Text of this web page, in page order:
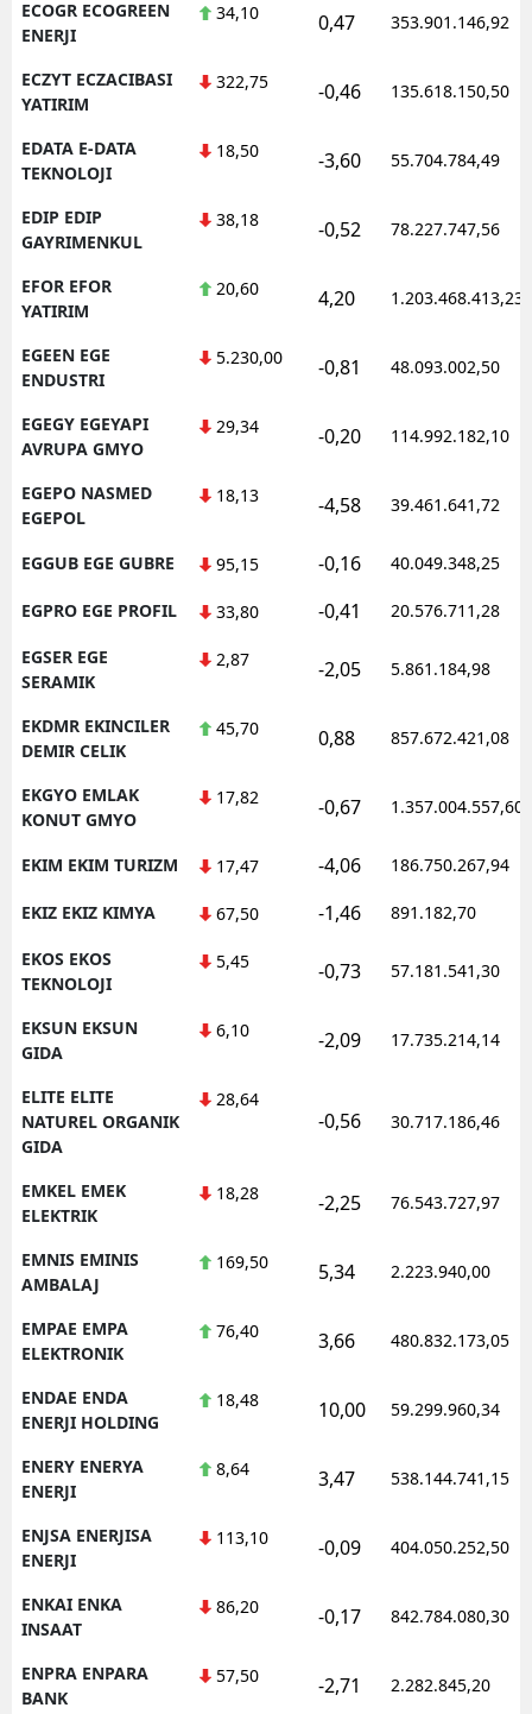
ECOGR ECOGREEN
ENERJI
34,10 0,47 353.901.146,92
ECZYT ECZACIBASI
YATIRIM
322,75 -0,46 135.618.150,50
EDATA E-DATA
TEKNOLOJI
18,50 -3,60 55.704.784,49
EDIP EDIP
GAYRIMENKUL
38,18 -0,52 78.227.747,56
EFOR EFOR
YATIRIM
20,60 4,20 1.203.468.413,23
EGEEN EGE
ENDUSTRI
5.230,00 -0,81 48.093.002,50
EGEGY EGEYAPI
AVRUPA GMYO
29,34 -0,20 114.992.182,10
EGEPO NASMED
EGEPOL
18,13 -4,58 39.461.641,72
EGGUB EGE GUBRE 95,15 -0,16 40.049.348,25
EGPRO EGE PROFIL 33,80 -0,41 20.576.711,28
EGSER EGE
SERAMIK
2,87 -2,05 5.861.184,98
EKDMR EKINCILER
DEMIR CELIK
45,70 0,88 857.672.421,08
EKGYO EMLAK
KONUT GMYO
17,82 -0,67 1.357.004.557,60
EKIM EKIM TURIZM 17,47 -4,06 186.750.267,94
EKIZ EKIZ KIMYA 67,50 -1,46 891.182,70
EKOS EKOS
TEKNOLOJI
5,45 -0,73 57.181.541,30
EKSUN EKSUN
GIDA
6,10 -2,09 17.735.214,14
ELITE ELITE
NATUREL ORGANIK
GIDA
28,64
-0,56 30.717.186,46
EMKEL EMEK
ELEKTRIK
18,28 -2,25 76.543.727,97
EMNIS EMINIS
AMBALAJ
169,50 5,34 2.223.940,00
EMPAE EMPA
ELEKTRONIK
76,40 3,66 480.832.173,05
ENDAE ENDA
ENERJI HOLDING
18,48 10,00 59.299.960,34
ENERY ENERYA
ENERJI
8,64 3,47 538.144.741,15
ENJSA ENERJISA
ENERJI
113,10 -0,09 404.050.252,50
ENKAI ENKA
INSAAT
86,20 -0,17 842.784.080,30
ENPRA ENPARA
BANK
57,50 -2,71 2.282.845,20